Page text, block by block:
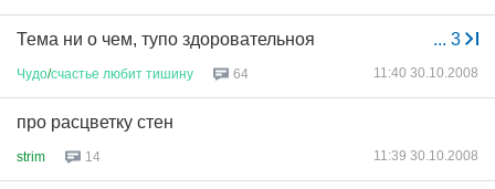
... 3
Тема ни о чем, тупо здоровательноя
Чудо/счастье любит тишину 64 11:40 30.10.2008
про расцветку стен
strim 14 11:39 30.10.2008